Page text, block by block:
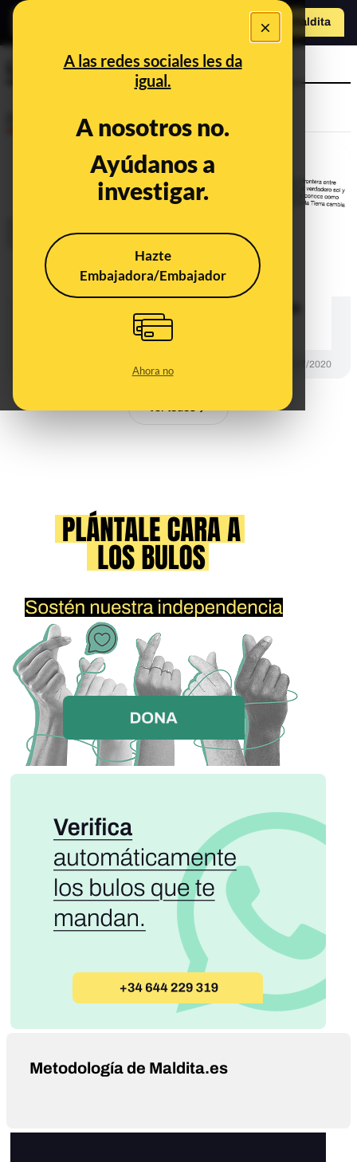
×
A las redes sociales les da
igual.
A nosotros no.
Ayúdanos a
investigar.
Hazte
Embajadora/Embajador
Ahora no
Hazte Maldita
Luna del cazador
No, estas fotos de "dos soles" no
07/07/2020
Ver todos
Metodología de Maldita.es